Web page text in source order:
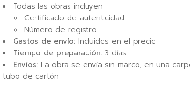
Todas las obras incluyen:
Certificado de autenticidad
Número de registro
Gastos de envío: Incluidos en el precio
Tiempo de preparación: 3 días
Envíos: La obra se envía sin marco, en una
tubo de cartón